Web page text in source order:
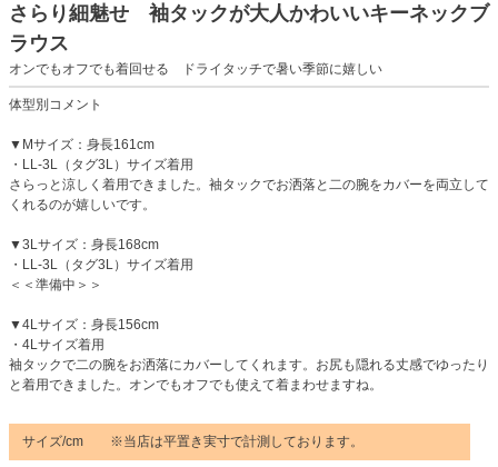
さらり細魅せ 袖タックが大人かわいいキーネックブ
ラウス
オンでもオフでも着回せる ドライタッチで暑い季節に嬉しい
体型別コメント
▼Mサイズ：身長161cm
・LL-3L（タグ3L）サイズ着用
さらっと涼しく着用できました。袖タックでお洒落と二の腕をカバーを両立して
くれるのが嬉しいです。
▼3Lサイズ：身長168cm
・LL-3L（タグ3L）サイズ着用
＜＜準備中＞＞
▼4Lサイズ：身長156cm
・4Lサイズ着用
袖タックで二の腕をお洒落にカバーしてくれます。お尻も隠れる丈感でゆったり
と着用できました。オンでもオフでも使えて着まわせますね。
サイズ/cm ※当店は平置き実寸で計測しております。